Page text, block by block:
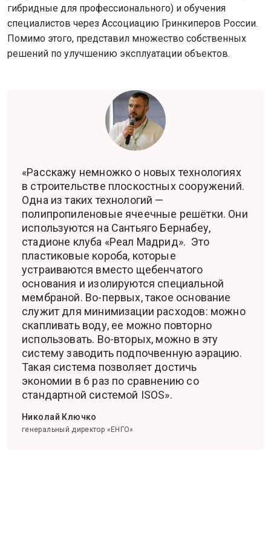
гибридные для профессионального) и обучения
специалистов через Ассоциацию Гринкиперов России.
Помимо этого, представил множество собственных
решений по улучшению эксплуатации объектов.
«Расскажу немножко о новых технологиях
в строительстве плоскостных сооружений.
Одна из таких технологий —
полипропиленовые ячеечные решётки. Они
используются на Сантьяго Бернабеу,
стадионе клуба «Реал Мадрид». Это
пластиковые короба, которые
устраиваются вместо щебенчатого
основания и изолируются специальной
мембраной. Во-первых, такое основание
служит для минимизации расходов: можно
скапливать воду, ее можно повторно
использовать. Во-вторых, можно в эту
систему заводить подпочвенную аэрацию.
Такая система позволяет достичь
экономии в 6 раз по сравнению со
стандартной системой ISOS».
Николай Ключко
генеральный директор «ЕНГО»